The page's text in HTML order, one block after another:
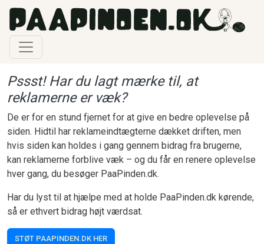
Gå til hovedindhold
Pssst! Har du lagt mærke til, at
reklamerne er væk?
De er for en stund fjernet for at give en bedre oplevelse på
siden. Hidtil har reklameindtægterne dækket driften, men
hvis siden kan holdes i gang gennem bidrag fra brugerne,
kan reklamerne forblive væk – og du får en renere oplevelse
hver gang, du besøger PaaPinden.dk.
Har du lyst til at hjælpe med at holde PaaPinden.dk kørende,
så er ethvert bidrag højt værdsat.
STØT PAAPINDEN.DK HER